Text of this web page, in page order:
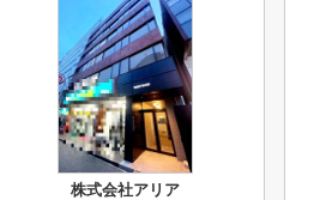
株式会社アリア